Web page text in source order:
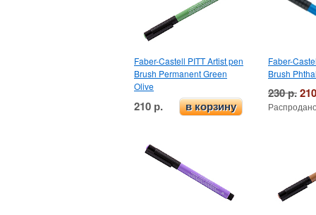
Faber-Castell PITT Artist pen
Brush Permanent Green
Olive
210 р. в корзину
Faber-
Brush
230 р.